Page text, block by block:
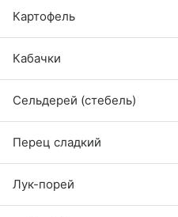
Картофель
Кабачки
Сельдерей (стебель)
Перец сладкий
Лук-порей